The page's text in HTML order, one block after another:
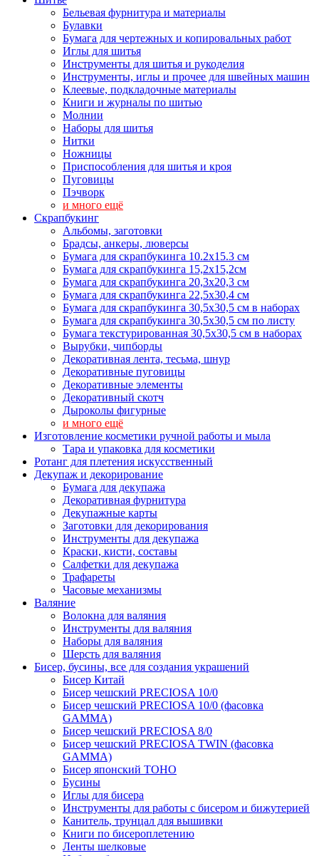
Бельевая фурнитура и материалы
Булавки
Бумага для чертежных и копировальных работ
Иглы для шитья
Инструменты для шитья и рукоделия
Инструменты, иглы и прочее для швейных машин
Клеевые, подкладочные материалы
Книги и журналы по шитью
Молнии
Наборы для шитья
Нитки
Ножницы
Приспособления для шитья и кроя
Пуговицы
Пэчворк
и много ещё
Скрапбукинг
Альбомы, заготовки
Брадсы, анкеры, люверсы
Бумага для скрапбукинга 10.2х15.3 см
Бумага для скрапбукинга 15,2х15,2см
Бумага для скрапбукинга 20,3х20,3 см
Бумага для скрапбукинга 22,5х30,4 см
Бумага для скрапбукинга 30,5х30,5 см в наборах
Бумага для скрапбукинга 30,5х30,5 см по листу
Бумага текстурированная 30,5х30,5 см в наборах
Вырубки, чипборды
Декоративная лента, тесьма, шнур
Декоративные пуговицы
Декоративные элементы
Декоративный скотч
Дыроколы фигурные
и много ещё
Изготовление косметики ручной работы и мыла
Тара и упаковка для косметики
Ротанг для плетения искусственный
Декупаж и декорирование
Бумага для декупажа
Декоративная фурнитура
Декупажные карты
Заготовки для декорирования
Инструменты для декупажа
Краски, кисти, составы
Салфетки для декупажа
Трафареты
Часовые механизмы
Валяние
Волокна для валяния
Инструменты для валяния
Наборы для валяния
Шерсть для валяния
Бисер, бусины, все для создания украшений
Бисер Китай
Бисер чешский PRECIOSA 10/0
Бисер чешский PRECIOSA 10/0 (фасовка
GAMMA)
Бисер чешский PRECIOSA 8/0
Бисер чешский PRECIOSA TWIN (фасовка
GAMMA)
Бисер японский TOHO
Бусины
Иглы для бисера
Инструменты для работы с бисером и бижутерией
Канитель, трунцал для вышивки
Книги по бисероплетению
Ленты шелковые